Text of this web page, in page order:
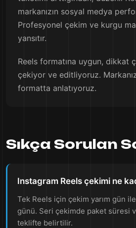
markanızın sosyal medya
Profesyonel çekim ve kurgu
yansıtır.
Reels formatına uygun, dikkat
çekiyor ve editliyoruz.
formatta anlatıyoruz.
Sıkça Sorulan
Instagram Reels çekimi ne
Tek Reels için çekim yarım gün
günü. Seri çekimde paket süresi
teklifte belirtilir.